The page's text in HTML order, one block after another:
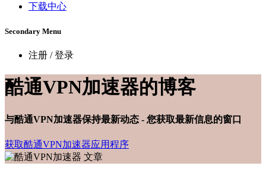
下载中心
Secondary Menu
注册 / 登录
酷通VPN加速器的博客
与酷通VPN加速器保持最新动态 - 您获取最新信息的窗口
获取酷通VPN加速器应用程序